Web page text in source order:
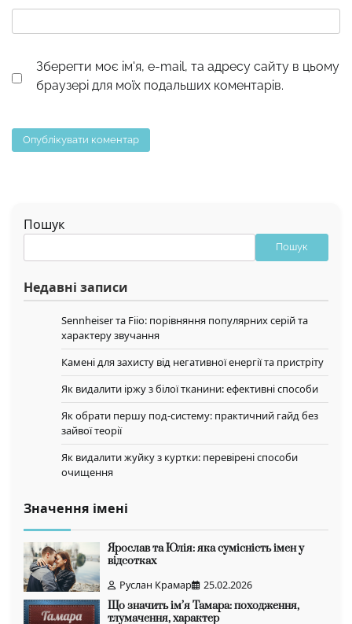
Зберегти моє ім'я, e-mail, та адресу сайту в цьому
браузері для моїх подальших коментарів.
Пошук
Пошук
Недавні записи
Sennheiser та Fiio: порівняння популярних серій та
характеру звучання
Камені для захисту від негативної енергії та пристріту
Як видалити іржу з білої тканини: ефективні способи
Як обрати першу под-систему: практичний гайд без
зайвої теорії
Як видалити жуйку з куртки: перевірені способи
очищення
Значення імені
Ярослав та Юлія: яка сумісність імен у
відсотках
Руслан Крамар
25.02.2026
Що значить ім’я Тамара: походження,
тлумачення, характер